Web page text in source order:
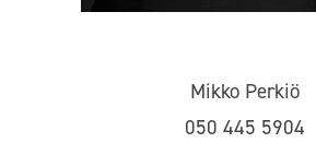
Mikko Perkiö
050 445 5904